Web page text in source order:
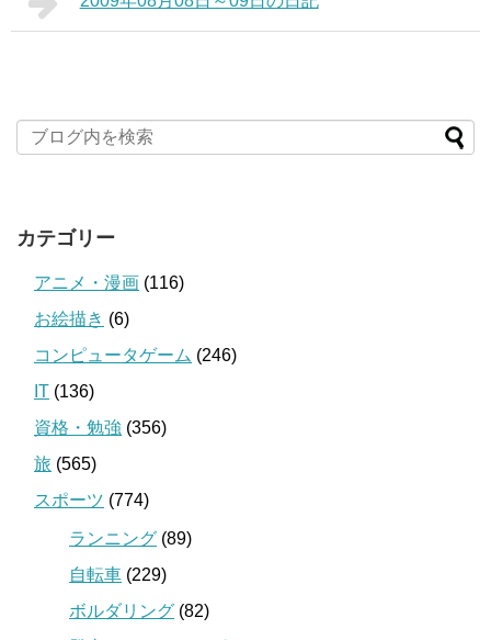
カテゴリー
アニメ・漫画 (116)
お絵描き (6)
コンピュータゲーム (246)
IT (136)
資格・勉強 (356)
旅 (565)
スポーツ (774)
ランニング (89)
自転車 (229)
ボルダリング (82)